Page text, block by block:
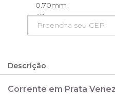
Descrição
Corrente em Prata